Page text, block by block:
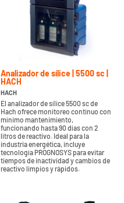
Analizador de sílice | 5500 sc |
HACH
HACH
El analizador de sílice 5500 sc de
Hach ofrece monitoreo continuo con
mínimo mantenimiento,
funcionando hasta 90 días con 2
litros de reactivo. Ideal para la
industria energética, incluye
tecnología PROGNOSYS para evitar
tiempos de inactividad y cambios de
reactivo limpios y rápidos.